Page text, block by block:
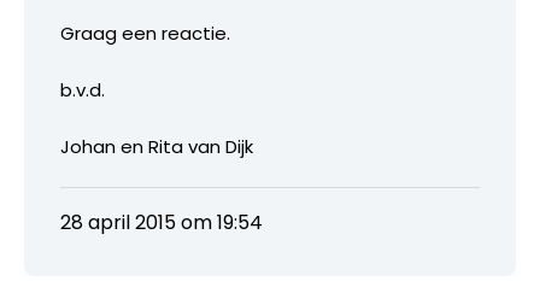
Graag een reactie.
b.v.d.
Johan en Rita van Dijk
28 april 2015 om 19:54